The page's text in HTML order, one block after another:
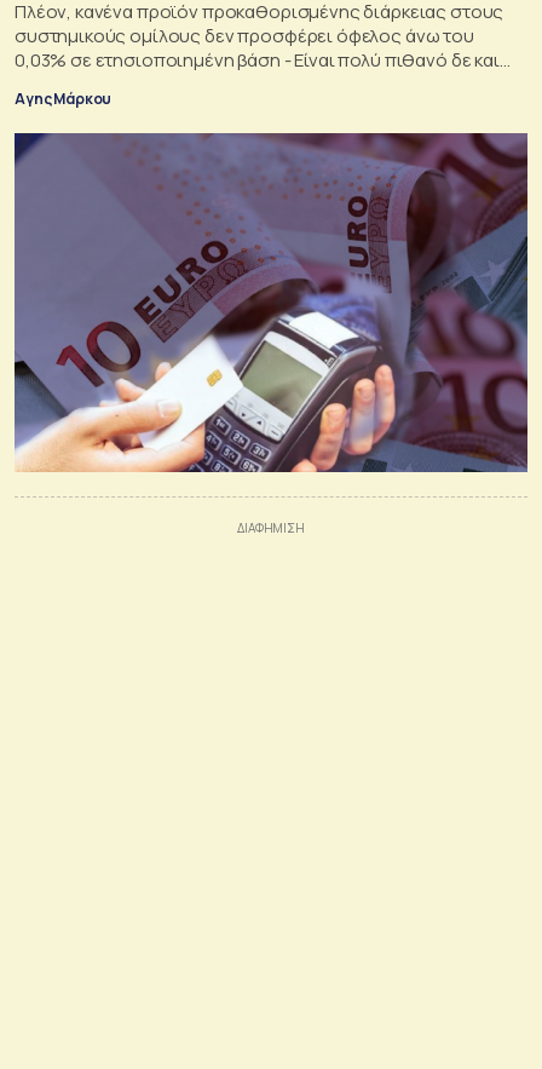
Πλέον, κανένα προϊόν προκαθορισμένης διάρκειας στους
συστημικούς ομίλους δεν προσφέρει όφελος άνω του
0,03% σε ετησιοποιημένη βάση - Είναι πολύ πιθανό δε και
μήνες
Αγης Μάρκου